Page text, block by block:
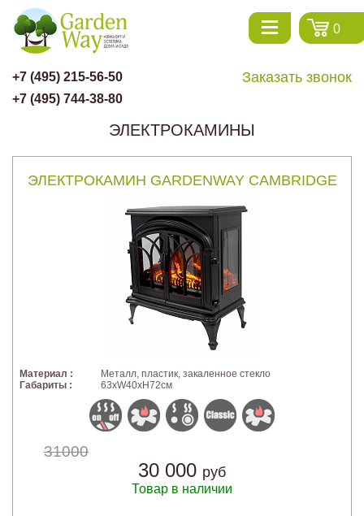
+7 (495) 215-56-50
+7 (495) 744-38-80
Заказать звонок
0
ЭЛЕКТРОКАМИНЫ
ЭЛЕКТРОКАМИН GARDENWAY CAMBRIDGE
Материал :
Металл, пластик, закаленное стекло
Габариты :
63xW40xH72см
31000
30 000 руб
Товар в наличии